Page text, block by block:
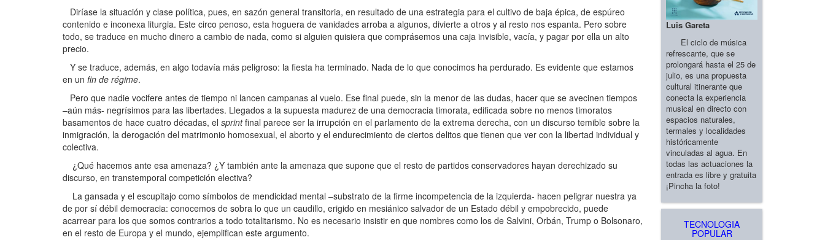
Diríase la situación y clase política, pues, en sazón general transitoria, en resultado de una estrategia para el cultivo de baja épica, de espúreo
contenido e inconexa liturgia. Este circo penoso, esta hoguera de vanidades arroba a algunos, divierte a otros y al resto nos espanta. Pero sobre
todo, se traduce en mucho dinero a cambio de nada, como si alguien quisiera que comprásemos una caja invisible, vacía, y pagar por ella un alto
precio.
Y se traduce, además, en algo todavía más peligroso: la fiesta ha terminado. Nada de lo que conocimos ha perdurado. Es evidente que estamos
en un fin de régime.
Pero que nadie vocifere antes de tiempo ni lancen campanas al vuelo. Ese final puede, sin la menor de las dudas, hacer que se avecinen tiempos
–aún más- negrísimos para las libertades. Llegados a la supuesta madurez de una democracia timorata, edificada sobre no menos timoratos
basamentos de hace cuatro décadas, el sprintfinal parece ser la irrupción en el parlamento de la extrema derecha, con un discurso temible sobre la
inmigración, la derogación del matrimonio homosexual, el aborto y el endurecimiento de ciertos delitos que tienen que ver con la libertad individual y
colectiva.
¿Qué hacemos ante esa amenaza? ¿Y también ante la amenaza que supone que el resto de partidos conservadores hayan derechizado su
discurso, en transtemporal competición electiva?
La gansada y el escupitajo como símbolos de mendicidad mental –substrato de la firme incompetencia de la izquierda- hacen peligrar nuestra ya
de por sí débil democracia: conocemos de sobra lo que un caudillo, erigido en mesiánico salvador de un Estado débil y empobrecido, puede
acarrear para los que somos contrarios a todo totalitarismo. No es necesario insistir en que nombres como los de Salvini, Orbán, Trump o Bolsonaro,
en el resto de Europa y el mundo, ejemplifican este argumento.
Luis Gareta
El ciclo de música
refrescante, que se
prolongará hasta el 25 de
julio, es una propuesta
cultural itinerante que
conecta la experiencia
musical en directo con
espacios naturales,
termales y localidades
históricamente
vinculadas al agua. En
todas las actuaciones la
entrada es libre y gratuita
¡Pincha la foto!
TECNOLOGIA
POPULAR